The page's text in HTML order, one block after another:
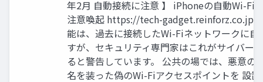
年2月 自動接続に注意 】 iPhoneの自動Wi-Fi
注意喚起 https://tech-gadget.reinforz.co.jp/
能は、過去に接続したWi-Fiネットワークに
すが、セキュリティ専門家はこれがサイバー
ると警告しています。 公共の場では、悪意の
名を装った偽のWi-Fiアクセスポイントを 設